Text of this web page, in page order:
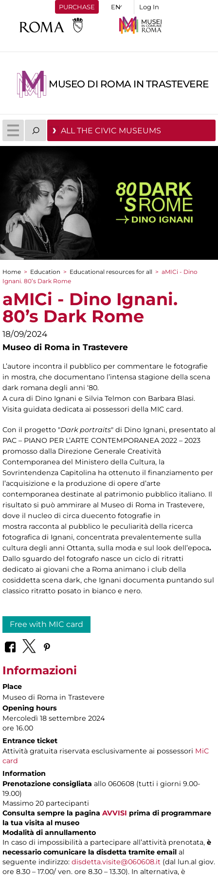
PURCHASE Log In
MUSEO DI ROMA IN TRASTEVERE
ALL THE CIVIC MUSEUMS
You are here
Home > Education > Educational resources for all > aMICi - Dino
Ignani. 80’s Dark Rome
aMICi - Dino Ignani.
80’s Dark Rome
18/09/2024
Museo di Roma in Trastevere
L’autore incontra il pubblico per commentare le fotografie
in mostra, che documentano l’intensa stagione della scena
dark romana degli anni ‘80.
A cura di Dino Ignani e Silvia Telmon con Barbara Blasi.
Visita guidata dedicata ai possessori della MIC card.
Con il progetto "Dark portraits" di Dino Ignani, presentato al
PAC – PIANO PER L’ARTE CONTEMPORANEA 2022 – 2023
promosso dalla Direzione Generale Creatività
Contemporanea del Ministero della Cultura, la
Sovrintendenza Capitolina ha ottenuto il finanziamento per
l’acquisizione e la produzione di opere d’arte
contemporanea destinate al patrimonio pubblico italiano. Il
risultato si può ammirare al Museo di Roma in Trastevere,
dove il nucleo di circa duecento fotografie in
mostra racconta al pubblico le peculiarità della ricerca
fotografica di Ignani, concentrata prevalentemente sulla
cultura degli anni Ottanta, sulla moda e sul look dell’epoca.
Dallo sguardo del fotografo nasce un ciclo di ritratti
dedicato ai giovani che a Roma animano i club della
cosiddetta scena dark, che Ignani documenta puntando sul
classico ritratto posato in bianco e nero.
Free with MIC card
Informazioni
Place
Museo di Roma in Trastevere
Opening hours
Mercoledì 18 settembre 2024
ore 16.00
Entrance ticket
Attività gratuita riservata esclusivamente ai possessori MiC
card
Information
Prenotazione consigliata allo 060608 (tutti i giorni 9.00-
19.00)
Massimo 20 partecipanti
Consulta sempre la pagina AVVISI prima di programmare
la tua visita al museo
Modalità di annullamento
In caso di impossibilità a partecipare all’attività prenotata, è
necessario comunicare la disdetta tramite email al
seguente indirizzo: disdetta.visite@060608.it (dal lun.al giov.
ore 8.30 – 17.00/ ven. ore 8.30 – 13.30). In alternativa, è